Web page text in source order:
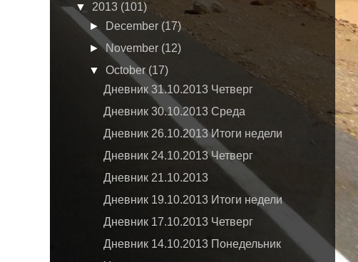
▼ 2013 (101)
►
December (17)
►November (12)
▼October (17)
Дневник 31.10.2013 Четверг
Дневник 30.10.2013 Среда
Дневник 26.10.2013 Итоги недели
Дневник 24.10.2013 Четверг
Дневник 21.10.2013
Дневник 19.10.2013 Итоги недели
Дневник 17.10.2013 Четверг
Дневник 14.10.2013 Понедельник